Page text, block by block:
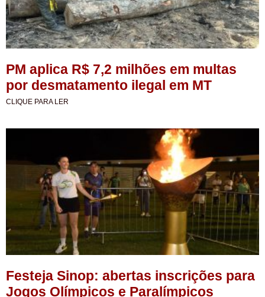
PM aplica R$ 7,2 milhões em multas
por desmatamento ilegal em MT
CLIQUE PARA LER
Festeja Sinop: abertas inscrições para
Jogos Olímpicos e Paralímpicos